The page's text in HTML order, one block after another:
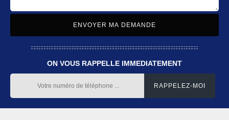
ON VOUS RAPPELLE IMMEDIATEMENT